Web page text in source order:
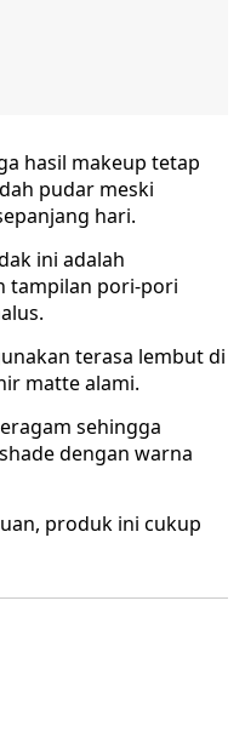
hasil makeup tetap
pudar meski
hari.
ini adalah
tampilan pori-pori
terasa lembut di
matte alami.
sehingga
dengan warna
produk ini cukup